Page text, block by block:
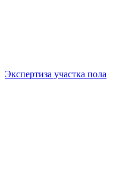
Экспертиза участка пола